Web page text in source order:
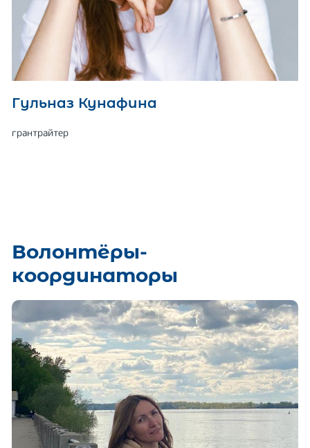
Гульназ Кунафина
грантрайтер
Волонтёры-
координаторы